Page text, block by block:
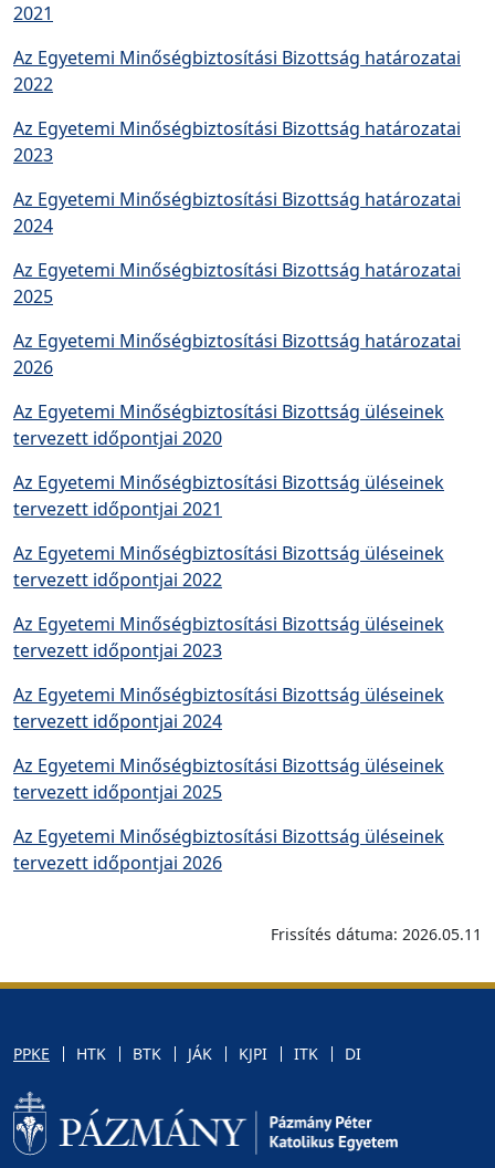
2021
Az Egyetemi Minőségbiztosítási Bizottság határozatai
2022
Az Egyetemi Minőségbiztosítási Bizottság határozatai
2023
Az Egyetemi Minőségbiztosítási Bizottság határozatai
2024
Az Egyetemi Minőségbiztosítási Bizottság határozatai
2025
Az Egyetemi Minőségbiztosítási Bizottság határozatai
2026
Az Egyetemi Minőségbiztosítási Bizottság üléseinek
tervezett időpontjai 2020
Az Egyetemi Minőségbiztosítási Bizottság üléseinek
tervezett időpontjai 2021
Az Egyetemi Minőségbiztosítási Bizottság üléseinek
tervezett időpontjai 2022
Az Egyetemi Minőségbiztosítási Bizottság üléseinek
tervezett időpontjai 2023
Az Egyetemi Minőségbiztosítási Bizottság üléseinek
tervezett időpontjai 2024
Az Egyetemi Minőségbiztosítási Bizottság üléseinek
tervezett időpontjai 2025
Az Egyetemi Minőségbiztosítási Bizottság üléseinek
tervezett időpontjai 2026
Frissítés dátuma: 2026.05.11
PPKE HTK BTK JÁK KJPI ITK DI